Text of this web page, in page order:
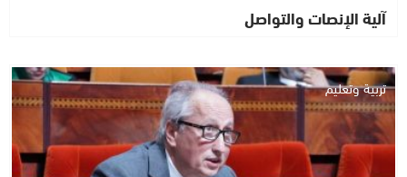
آلية الإنصات والتواصل
تربية وتعليم